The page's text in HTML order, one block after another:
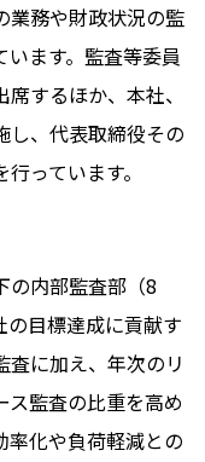
業務や財政状況の監
ます。監査等委員
するほか、本社、
し、代表取締役その
っています。
の内部監査部（8
の目標達成に貢献す
査に加え、年次のリ
ス監査の比重を高め
率化や負荷軽減との